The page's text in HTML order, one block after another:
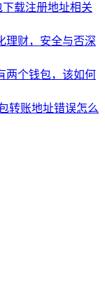
下载注册地址相关
理财，安全与否深
两个钱包，该如何
转账地址错误怎么